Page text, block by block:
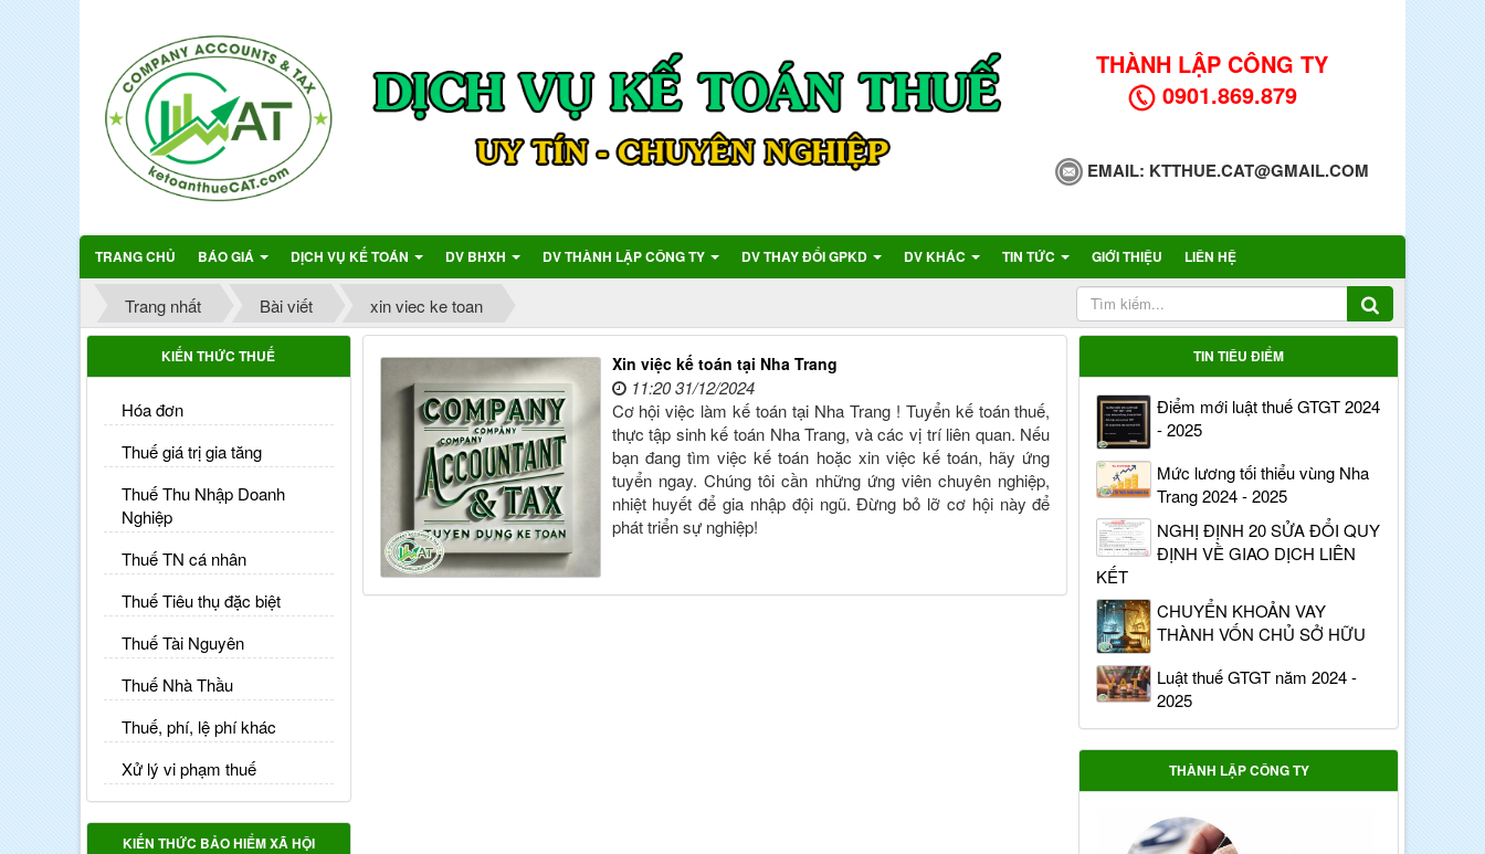
THÀNH LẬP CÔNG TY
0901.869.879
EMAIL: KTTHUE.CAT@GMAIL.COM
TRANG CHỦ BÁO GIÁ DỊCH VỤ KẾ TOÁN DV BHXH DV THÀNH LẬP CÔNG TY DV THAY ĐỔI GPKD DV KHÁC TIN TỨC GIỚI THIỆU LIÊN HỆ
Trang nhất Bài viết xin viec ke toan
Xin việc kế toán tại Nha Trang
11:20 31/12/2024
Cơ hội việc làm kế toán tại Nha Trang ! Tuyển kế toán thuế,
thực tập sinh kế toán Nha Trang, và các vị trí liên quan. Nếu
bạn đang tìm việc kế toán hoặc xin việc kế toán, hãy ứng
tuyển ngay. Chúng tôi cần những ứng viên chuyên nghiệp,
nhiệt huyết để gia nhập đội ngũ. Đừng bỏ lỡ cơ hội này để
phát triển sự nghiệp!
TIN TIÊU ĐIỂM
Điểm mới luật thuế GTGT 2024
- 2025
Mức lương tối thiểu vùng Nha
Trang 2024 - 2025
NGHỊ ĐỊNH 20 SỬA ĐỔI QUY
ĐỊNH VỀ GIAO DỊCH LIÊN
KẾT
CHUYỂN KHOẢN VAY
THÀNH VỐN CHỦ SỞ HỮU
Luật thuế GTGT năm 2024 -
2025
THÀNH LẬP CÔNG TY
KIẾN THỨC THUẾ
Hóa đơn
Thuế giá trị gia tăng
Thuế Thu Nhập Doanh
Nghiệp
Thuế TN cá nhân
Thuế Tiêu thụ đặc biệt
Thuế Tài Nguyên
Thuế Nhà Thầu
Thuế, phí, lệ phí khác
Xử lý vi phạm thuế
KIẾN THỨC BẢO HIỂM XÃ HỘI